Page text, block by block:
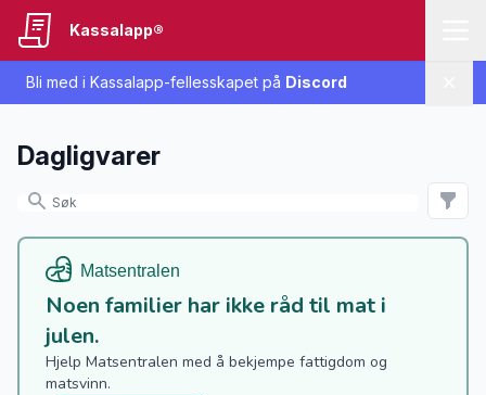
Bli med i Kassalapp-fellesskapet på Discord
Kassalapp®
Dagligvarer
Noen familier har ikke råd til mat i
julen.
Hjelp Matsentralen med å bekjempe fattigdom og
matsvinn.